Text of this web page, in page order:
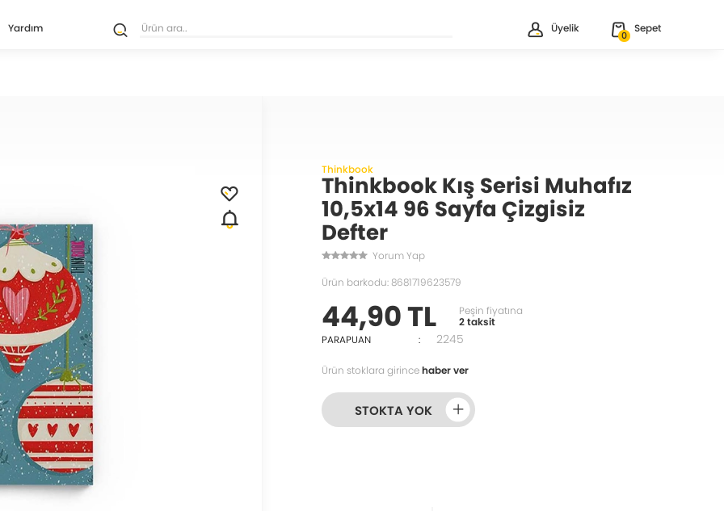
Yardım Üyelik
0
Sepet
Thinkbook
Thinkbook Kış Serisi Muhafız
10,5x14 96 Sayfa Çizgisiz
Defter
Yorum Yap
Ürün barkodu: 8681719623579
44,90 TL
Peşin fiyatına
2 taksit
PARAPUAN
: 2245
Ürün stoklara girincehaber ver
STOKTA YOK